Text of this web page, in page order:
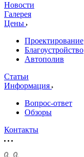
Новости
Галерея
Цены
Проектирование
Благоустройство
Автополив
Статьи
Информация
Вопрос-ответ
Обзоры
Контакты